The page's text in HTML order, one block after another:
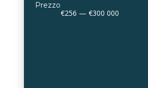
Prezzo
€256 — €300 000